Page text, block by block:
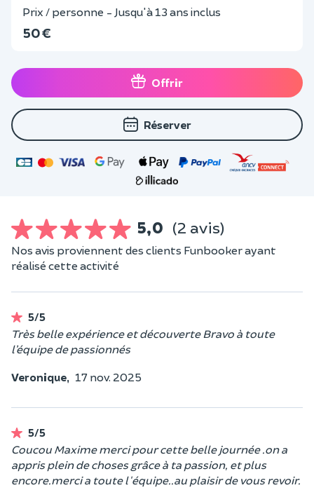
Prix / personne - Jusqu'à 13 ans inclus
50 €
Offrir
Réserver
5,0 (2 avis)
Nos avis proviennent des clients Funbooker ayant
réalisé cette activité
5/5
Très belle expérience et découverte Bravo à toute
l’équipe de passionnés
Veronique, 17 nov. 2025
5/5
Coucou Maxime merci pour cette belle journée .on a
appris plein de choses grâce à ta passion, et plus
encore.merci a toute l'équipe..au plaisir de vous revoir.